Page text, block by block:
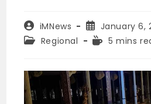
Post
author:
iMNews
Post
published:
January 6,
PostRegional
Reading
5 mins